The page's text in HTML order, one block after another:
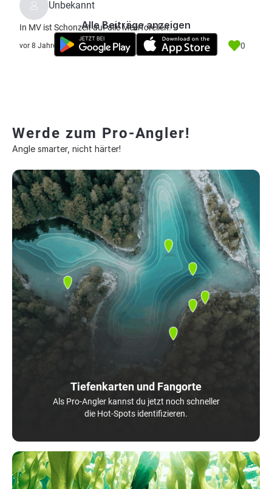
Unbekannt
In MV ist Schonzeit auf alle Meerforellen.
vor 8 Jahre 0
Alle Beiträge anzeigen
Werde zum Pro-Angler!
Angle smarter, nicht härter!
Tiefenkarten und Fangorte
Als Pro-Angler kannst du jetzt noch schneller
die Hot-Spots identifizieren.